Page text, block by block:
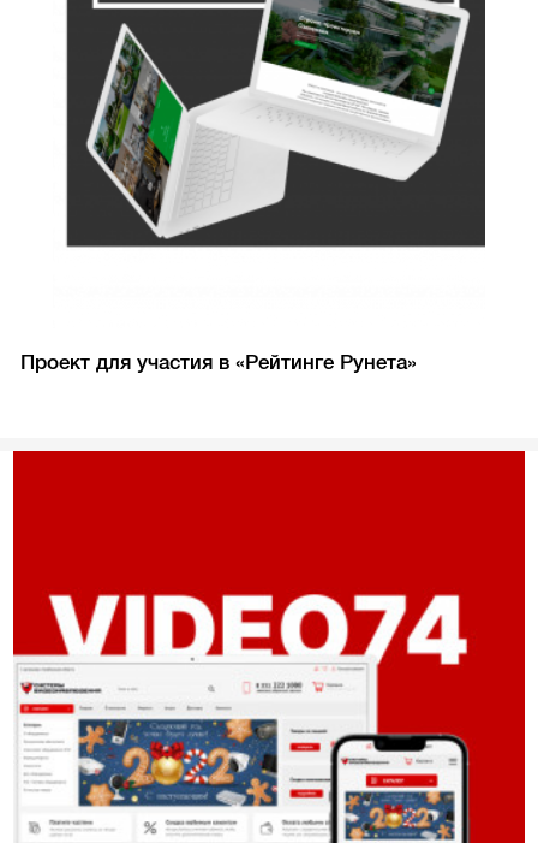
Проект для участия в «Рейтинге Рунета»